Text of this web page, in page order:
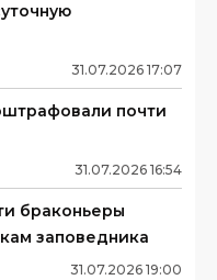
31.07.2026 17:07
почти
31.07.2026 16:54
браконьеры
заповедника
31.07.2026 19:00